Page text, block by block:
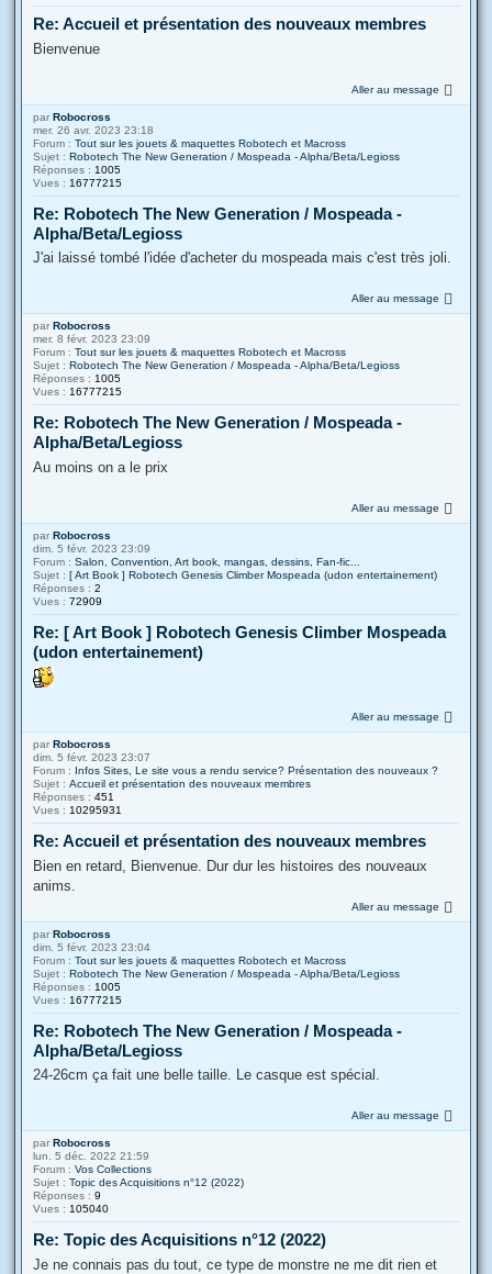
Re: Accueil et présentation des nouveaux membres
Bienvenue
Aller au message
par Robocross
mer. 26 avr. 2023 23:18
Forum : Tout sur les jouets & maquettes Robotech et Macross
Sujet : Robotech The New Generation / Mospeada - Alpha/Beta/Legioss
Réponses : 1005
Vues : 16777215
Re: Robotech The New Generation / Mospeada -
Alpha/Beta/Legioss
J'ai laissé tombé l'idée d'acheter du mospeada mais c'est très joli.
Aller au message
par Robocross
mer. 8 févr. 2023 23:09
Forum : Tout sur les jouets & maquettes Robotech et Macross
Sujet : Robotech The New Generation / Mospeada - Alpha/Beta/Legioss
Réponses : 1005
Vues : 16777215
Re: Robotech The New Generation / Mospeada -
Alpha/Beta/Legioss
Au moins on a le prix
Aller au message
par Robocross
dim. 5 févr. 2023 23:09
Forum : Salon, Convention, Art book, mangas, dessins, Fan-fic...
Sujet : [ Art Book ] Robotech Genesis Climber Mospeada (udon entertainement)
Réponses : 2
Vues : 72909
Re: [ Art Book ] Robotech Genesis Climber Mospeada
(udon entertainement)
Aller au message
par Robocross
dim. 5 févr. 2023 23:07
Forum : Infos Sites, Le site vous a rendu service? Présentation des nouveaux ?
Sujet : Accueil et présentation des nouveaux membres
Réponses : 451
Vues : 10295931
Re: Accueil et présentation des nouveaux membres
Bien en retard, Bienvenue. Dur dur les histoires des nouveaux
anims.
Aller au message
par Robocross
dim. 5 févr. 2023 23:04
Forum : Tout sur les jouets & maquettes Robotech et Macross
Sujet : Robotech The New Generation / Mospeada - Alpha/Beta/Legioss
Réponses : 1005
Vues : 16777215
Re: Robotech The New Generation / Mospeada -
Alpha/Beta/Legioss
24-26cm ça fait une belle taille. Le casque est spécial.
Aller au message
par Robocross
lun. 5 déc. 2022 21:59
Forum : Vos Collections
Sujet : Topic des Acquisitions n°12 (2022)
Réponses : 9
Vues : 105040
Re: Topic des Acquisitions n°12 (2022)
Je ne connais pas du tout, ce type de monstre ne me dit rien et